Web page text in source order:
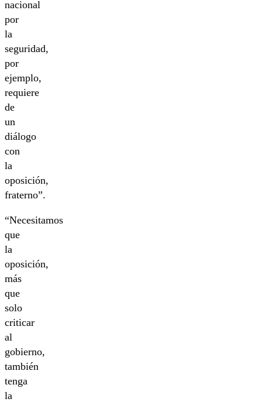
nacional
por
la
seguridad,
por
ejemplo,
requiere
de
un
diálogo
con
la
oposición,
fraterno”.
“Necesitamos
que
la
oposición,
más
que
solo
criticar
al
gobierno,
también
tenga
la